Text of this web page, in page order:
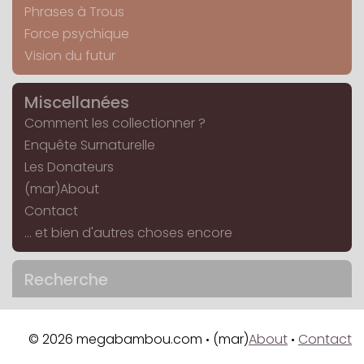
Phrases à Trous
Force psychique
Vision du futur
Miscellanées
Comment les collectionner ?
Enquête Surnaturelle
Les Donateurs
(mar)About
Contact
... et bien d'autres choses encore
Recherche
© 2026 megabambou.com • (mar)About • Contact